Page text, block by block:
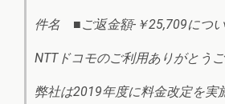
件名 ■ご返金額-￥25,709につ
NTTドコモのご利用ありがとうご
弊社は2019年度に料金改定を実